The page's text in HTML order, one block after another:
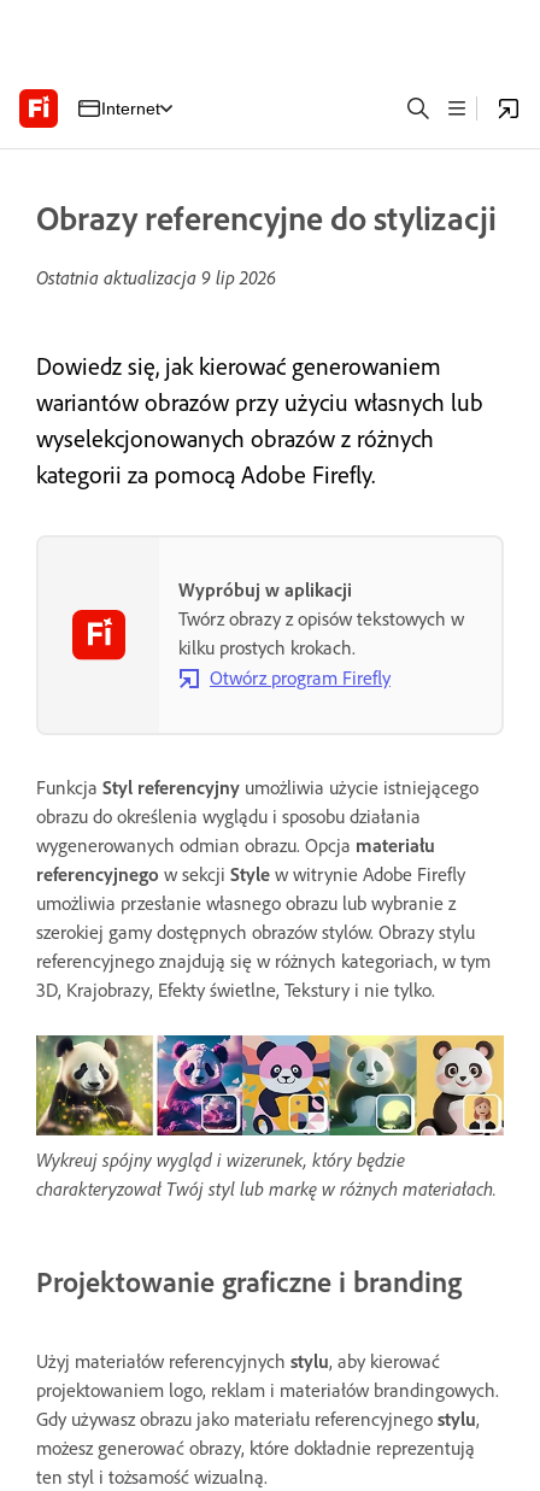
Internet
Obrazy referencyjne do stylizacji
Ostatnia aktualizacja 9 lip 2026
Dowiedz się, jak kierować generowaniem
wariantów obrazów przy użyciu własnych lub
wyselekcjonowanych obrazów z różnych
kategorii za pomocą Adobe Firefly.
Wypróbuj w aplikacji
Twórz obrazy z opisów tekstowych w
kilku prostych krokach.
Otwórz program Firefly
Funkcja Styl referencyjny umożliwia użycie istniejącego
obrazu do określenia wyglądu i sposobu działania
wygenerowanych odmian obrazu. Opcja materiału
referencyjnego w sekcji Style w witrynie Adobe Firefly
umożliwia przesłanie własnego obrazu lub wybranie z
szerokiej gamy dostępnych obrazów stylów. Obrazy stylu
referencyjnego znajdują się w różnych kategoriach, w tym
3D, Krajobrazy, Efekty świetlne, Tekstury i nie tylko.
Wykreuj spójny wygląd i wizerunek, który będzie
charakteryzował Twój styl lub markę w różnych materiałach.
Projektowanie graficzne i branding
Użyj materiałów referencyjnych stylu, aby kierować
projektowaniem logo, reklam i materiałów brandingowych.
Gdy używasz obrazu jako materiału referencyjnego stylu,
możesz generować obrazy, które dokładnie reprezentują
ten styl i tożsamość wizualną.